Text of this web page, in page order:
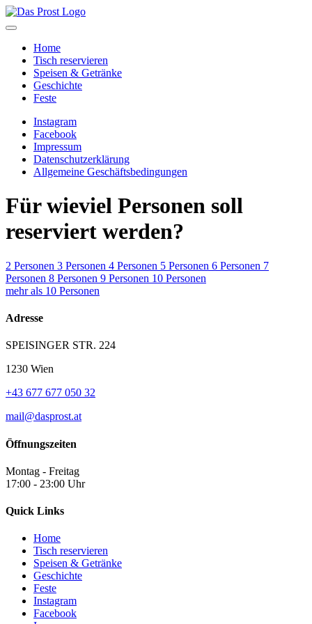
Home
Tisch reservieren
Speisen & Getränke
Geschichte
Feste
Instagram
Facebook
Impressum
Datenschutzerklärung
Allgemeine Geschäftsbedingungen
Für wieviel Personen soll
reserviert werden?
2 Personen 3 Personen 4 Personen 5 Personen 6 Personen 7
Personen 8 Personen 9 Personen 10 Personen
mehr als 10 Personen
Adresse
SPEISINGER STR. 224
1230 Wien
+43 677 677 050 32
mail@dasprost.at
Öffnungszeiten
Montag - Freitag
17:00 - 23:00 Uhr
Quick Links
Home
Tisch reservieren
Speisen & Getränke
Geschichte
Feste
Instagram
Facebook